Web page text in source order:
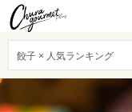
餃子 × 人気ランキング